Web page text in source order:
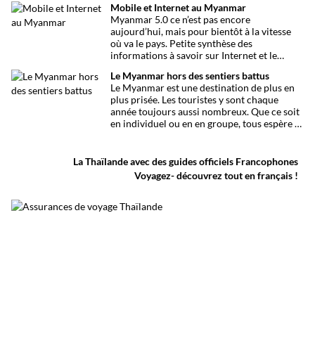
Mobile et Internet au Myanmar
Myanmar 5.0 ce n’est pas encore
aujourd’hui, mais pour bientôt à la vitesse
où va le pays. Petite synthèse des
informations à savoir sur Internet et le
Le Myanmar hors des sentiers battus
Le Myanmar est une destination de plus en
plus prisée. Les touristes y sont chaque
année toujours aussi nombreux. Que ce soit
en individuel ou en en groupe, tous espère y
La Thaïlande avec des guides officiels Francophones
Voyagez- découvrez tout en français !